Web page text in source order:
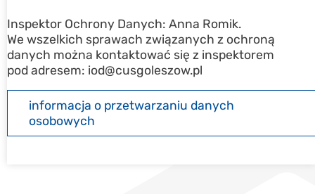
Inspektor Ochrony Danych: Anna Romik.
We wszelkich sprawach związanych z ochroną
danych można kontaktować się z inspektorem
pod adresem: iod@cusgoleszow.pl
informacja o przetwarzaniu danych
osobowych